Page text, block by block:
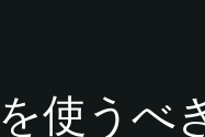
使うべ